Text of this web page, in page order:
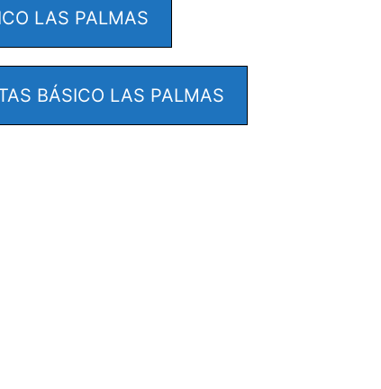
LAS PALMAS
BÁSICO LAS PALMAS